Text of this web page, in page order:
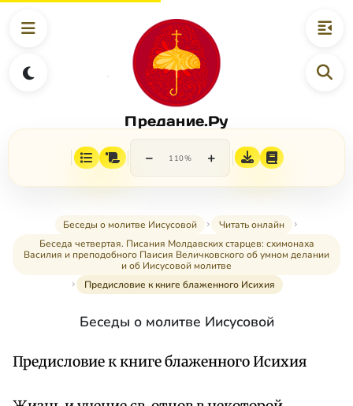
Предание.Ру
− 110% +
Беседы о молитве Иисусовой
Читать онлайн
Беседа четвертая. Писания Молдавских старцев: схимонаха
Василия и преподобного Паисия Величковского об умном делании
и об Иисусовой молитве
Предисловие к книге блаженного Исихия
Беседы о молитве Иисусовой
Предисловие к книге блаженного Исихия